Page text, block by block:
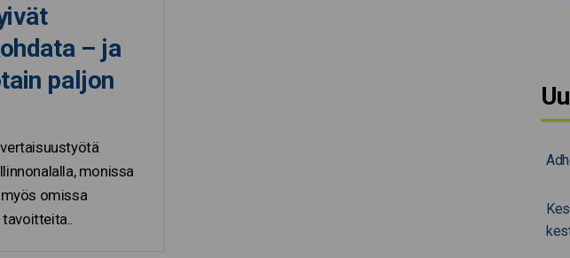
– ja
paljon
monissa
omissa